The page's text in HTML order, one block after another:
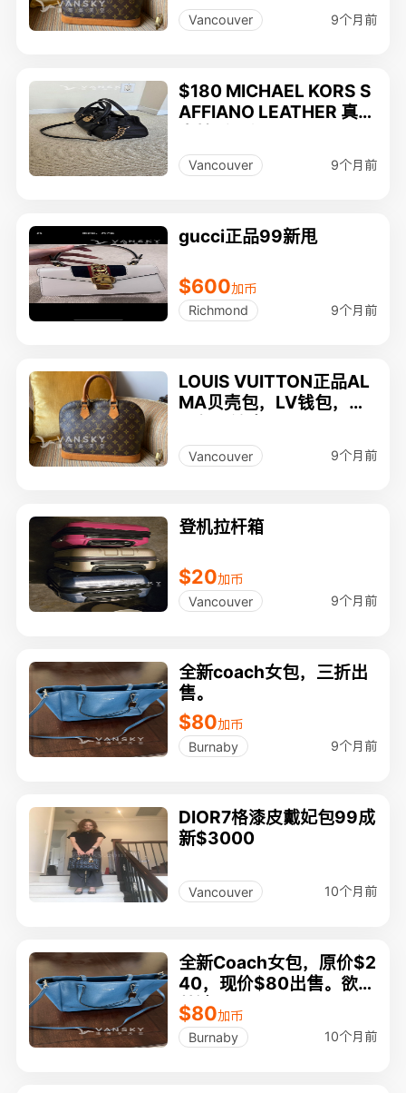
I戒指，PARKER圆珠笔
Vancouver 9个月前
$180 MICHAEL KORS S
AFFIANO LEATHER 真皮
Vancouver 9个月前
gucci正品99新甩
$600加币
Richmond
9个月前
LOUIS VUITTON正品AL
MA贝壳包，LV钱包，香
I戒指，PARKER圆珠笔
Vancouver 9个月前
登机拉杆箱
$20加币
Vancouver
9个月前
全新coach女包，三折出
售。
$80加币
Burnaby
9个月前
DIOR7格漆皮戴妃包99成
新$3000
Vancouver 10个月前
全新Coach女包，原价$2
40，现价$80出售。欲购
从速。
$80加币
Burnaby
10个月前